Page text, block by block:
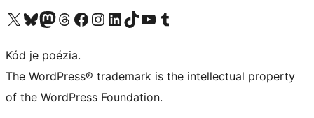
Navštívte náš účet na X (predtým Twitter)
Navštívte náš účet na platforme Bluesky
Navštívte náš účet na Mastodone
Navštívte náš účet na platforme Threads
Navštívte našu stránku na Facebooku
Navštívte náš účet Instagram
Navštívte náš účet LinkedIn
Navštívte náš účet na platforme TikTok
Navštívte náš kanál YouTube
Navštívte náš účet na platforme Tumblr
Kód je poézia.
The WordPress® trademark is the intellectual property
of the WordPress Foundation.